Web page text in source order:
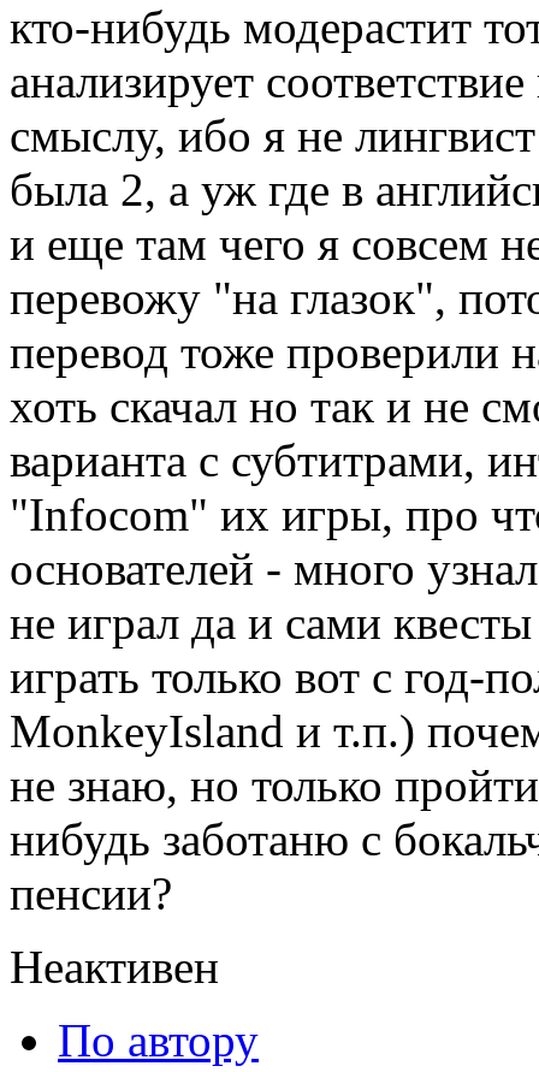
кто-нибудь модерастит
анализирует
смыслу, ибо я не
была 2, а уж где в
и еще там чего я совсем
перевожу "на глазок",
перевод тоже проверили
хоть скачал но так и не
варианта с субтитрами,
"Infocom" их игры, про
основателей - много
не играл да и сами
играть только вот с год-
MonkeyIsland и т.п.)
не знаю, но только
нибудь заботаню с
пенсии?
Неактивен
По автору